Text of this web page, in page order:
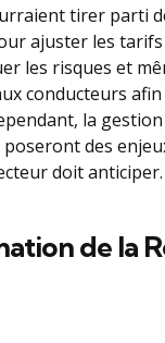
tirer parti
ajuster les tarifs
les risques et
conducteurs
la
poseront des
doit anticiper.
de la